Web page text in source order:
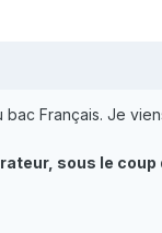
Français. Je
sous le